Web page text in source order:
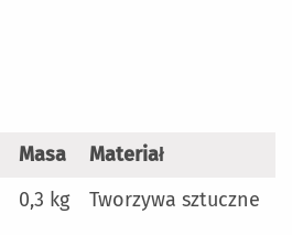
Masa
Materiał
0,3 kg Tworzywa sztuczne